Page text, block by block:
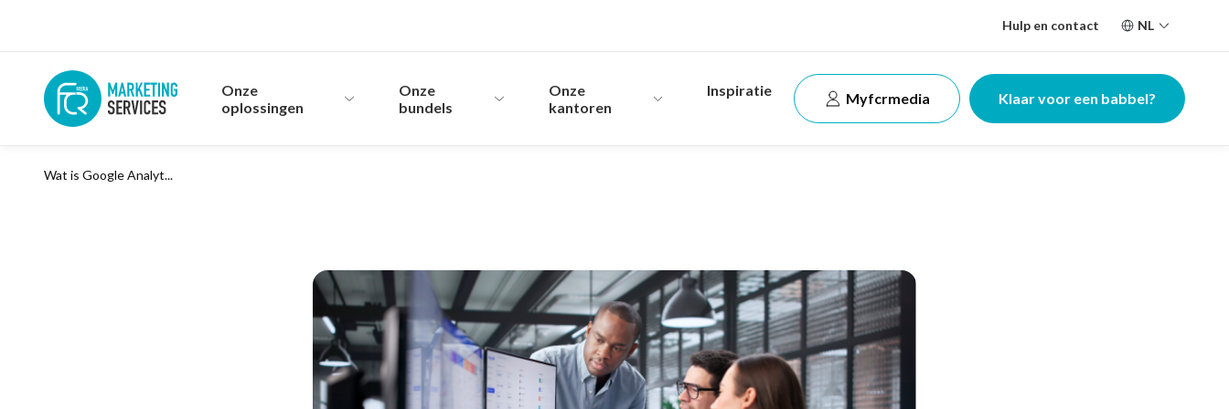
Hulp en contact NL
Onze
oplossingen
Onze
bundels
Onze
kantoren
Inspiratie Myfcrmedia Klaar voor een babbel?
Wat is Google Analyt...